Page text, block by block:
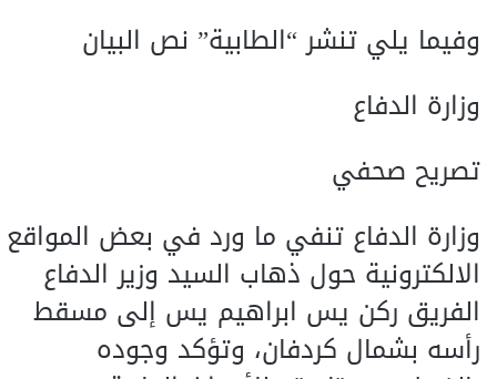
وفيما يلي تنشر “الطابية” نص البيان
وزارة الدفاع
تصريح صحفي
وزارة الدفاع تنفي ما ورد في بعض المواقع
الالكترونية حول ذهاب السيد وزير الدفاع
الفريق ركن يس ابراهيم يس إلى مسقط
رأسه بشمال كردفان، وتؤكد وجوده